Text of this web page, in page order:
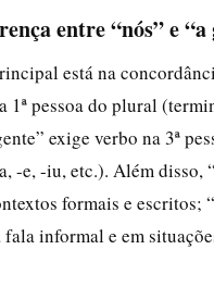
entre “nós” e “a
está na
1ª pessoa do plural
exige verbo na 3ª
-e, -iu, etc.). Além disso,
formais e escritos;
informal e em